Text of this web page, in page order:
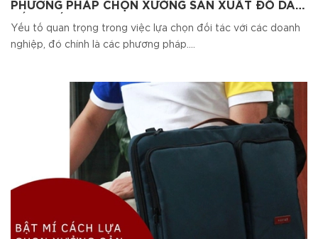
PHƯƠNG PHÁP CHỌN XƯỞNG SẢN XUẤT ĐỒ DA
TỐT NHẤT
Yếu tố quan trọng trong việc lựa chọn đối tác với các doanh
nghiệp, đó chính là các phương pháp....